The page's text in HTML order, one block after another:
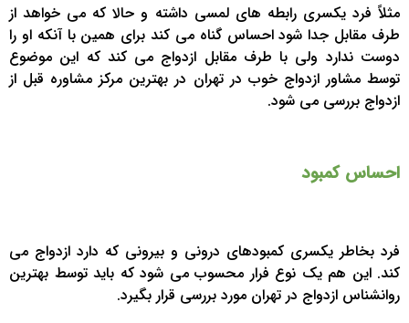
مثلاً فرد یکسری رابطه های لمسی داشته و حالا که می خواهد از
طرف مقابل جدا شود احساس گناه می کند برای همین با آنکه او را
دوست ندارد ولی با طرف مقابل ازدواج می کند که این موضوع
توسط مشاور ازدواج خوب در تهران در بهترین مرکز مشاوره قبل از
ازدواج بررسی می شود.
احساس کمبود
فرد بخاطر یکسری کمبودهای درونی و بیرونی که دارد ازدواج می
کند. این هم یک نوع فرار محسوب می شود که باید توسط بهترین
روانشناس ازدواج در تهران مورد بررسی قرار بگیرد.